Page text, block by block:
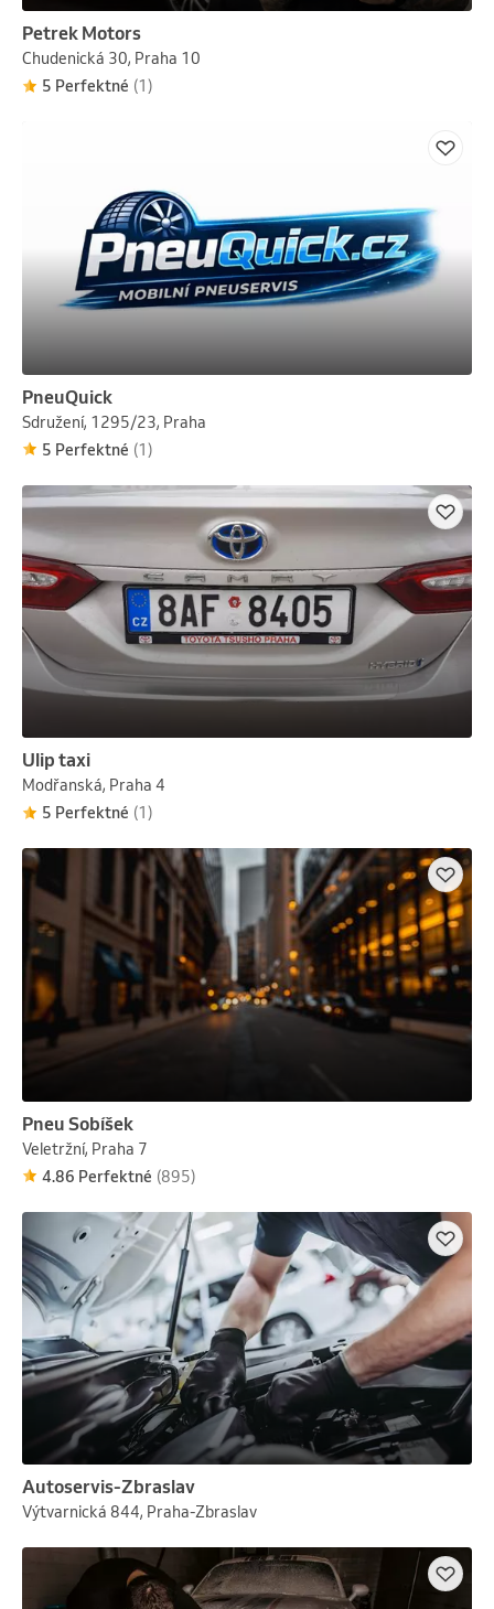
Petrek Motors
Chudenická 30, Praha 10
5 Perfektné (1)
PneuQuick
Sdružení, 1295/23, Praha
5 Perfektné (1)
Ulip taxi
Modřanská, Praha 4
5 Perfektné (1)
Pneu Sobíšek
Veletržní, Praha 7
4.86 Perfektné (895)
Autoservis-Zbraslav
Výtvarnická 844, Praha-Zbraslav